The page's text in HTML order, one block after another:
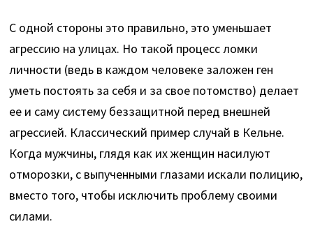
С одной стороны это правильно, это уменьшает
агрессию на улицах. Но такой процесс ломки
личности (ведь в каждом человеке заложен ген
уметь постоять за себя и за свое потомство) делает
ее и саму систему беззащитной перед внешней
агрессией. Классический пример случай в Кельне.
Когда мужчины, глядя как их женщин насилуют
отморозки, с выпученными глазами искали полицию,
вместо того, чтобы исключить проблему своими
силами.